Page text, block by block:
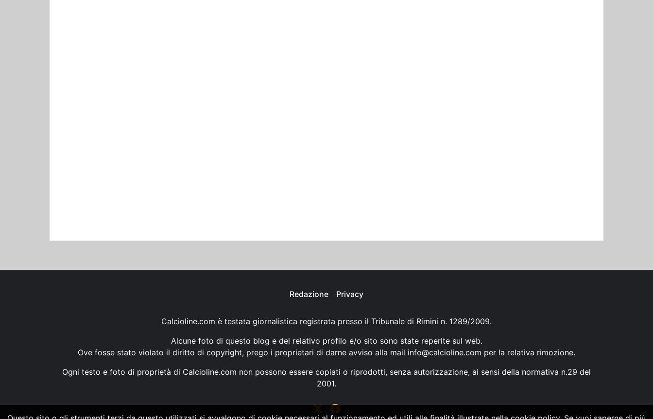
Redazione Privacy
Calcioline.com è testata giornalistica registrata presso il Tribunale di Rimini n. 1289/2009.
Alcune foto di questo blog e del relativo profilo e/o sito sono state reperite sul web.
Ove fosse stato violato il diritto di copyright, prego i proprietari di darne avviso alla mail info@calcioline.com per la relativa rimozione.
Ogni testo e foto di proprietà di Calcioline.com non possono essere copiati o riprodotti, senza autorizzazione, ai sensi della normativa n.29 del
2001.